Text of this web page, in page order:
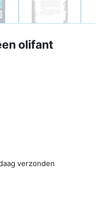
olifant
verzonden